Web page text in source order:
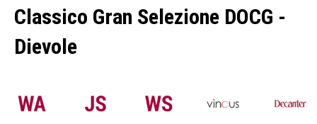
Classico Gran Selezione DOCG -
Dievole